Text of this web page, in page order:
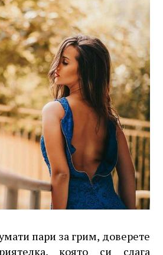
пари за грим, доверете
която си слага